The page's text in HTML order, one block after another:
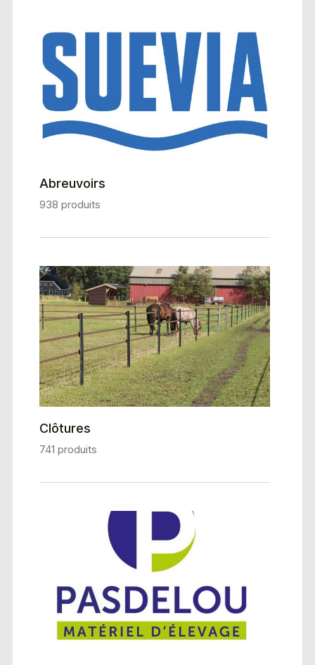
Abreuvoirs
938 produits
Clôtures
741 produits